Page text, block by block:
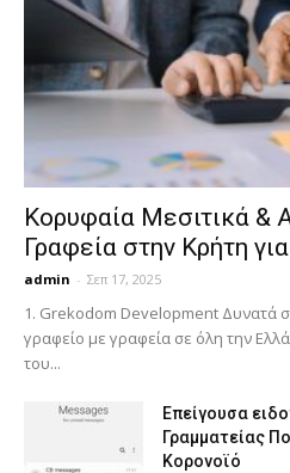
Κορυφαία Μεσιτικά &
Γραφεία στην Κρήτη
admin - Σεπ 17, 2025
1. Grekodom Development Δυνατά
γραφείο με γραφεία σε όλη την
του...
Επείγουσα
Γραμματείας
Κορονοϊό